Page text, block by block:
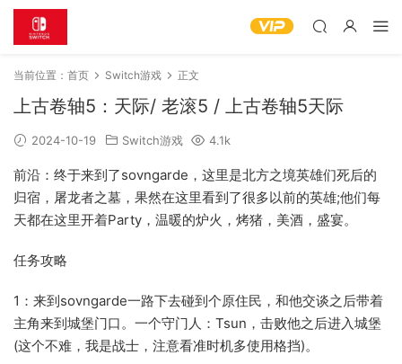
当前位置： 首页 Switch游戏 正文
上古卷轴5：天际/ 老滚5 / 上古卷轴5天际
2024-10-19 Switch游戏 4.1k
前沿：终于来到了sovngarde，这里是北方之境英雄们死后的
归宿，屠龙者之墓，果然在这里看到了很多以前的英雄;他们每
天都在这里开着Party，温暖的炉火，烤猪，美酒，盛宴。
任务攻略
1：来到sovngarde一路下去碰到个原住民，和他交谈之后带着
主角来到城堡门口。一个守门人：Tsun，击败他之后进入城堡
(这个不难，我是战士，注意看准时机多使用格挡)。